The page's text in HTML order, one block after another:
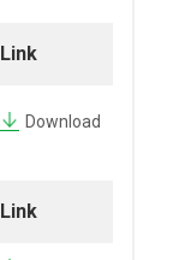
Link
Download
Link